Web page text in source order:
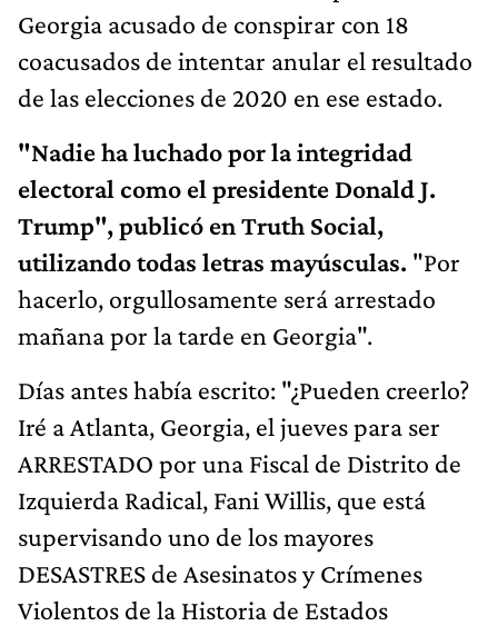
Georgia acusado de conspirar con 18
coacusados ​​de intentar anular el resultado
de las elecciones de 2020 en ese estado.
"Nadie ha luchado por la integridad
electoral como el presidente Donald J.
Trump", publicó en Truth Social,
utilizando todas letras mayúsculas. "Por
hacerlo, orgullosamente será arrestado
mañana por la tarde en Georgia".
Días antes había escrito: "¿Pueden creerlo?
Iré a Atlanta, Georgia, el jueves para ser
ARRESTADO por una Fiscal de Distrito de
Izquierda Radical, Fani Willis, que está
supervisando uno de los mayores
DESASTRES de Asesinatos y Crímenes
Violentos de la Historia de Estados